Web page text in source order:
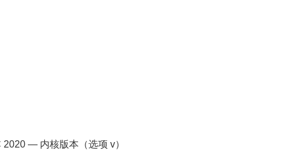
— 内核版本（选项 v）